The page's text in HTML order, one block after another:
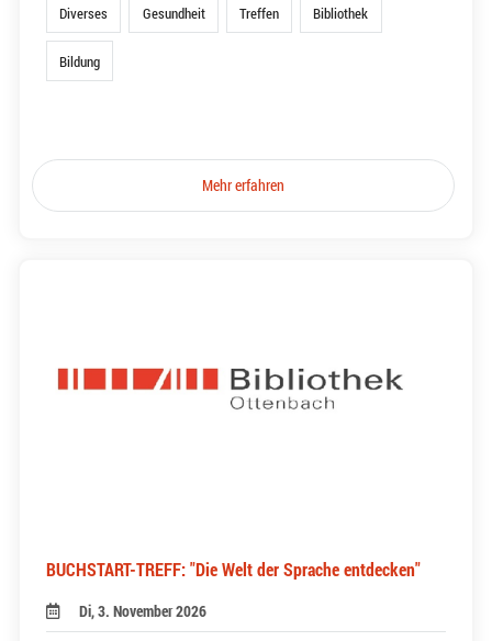
Diverses Gesundheit Treffen Bibliothek
Bildung
Mehr erfahren
BUCHSTART-TREFF: "Die Welt der Sprache entdecken"
Di, 3. November 2026